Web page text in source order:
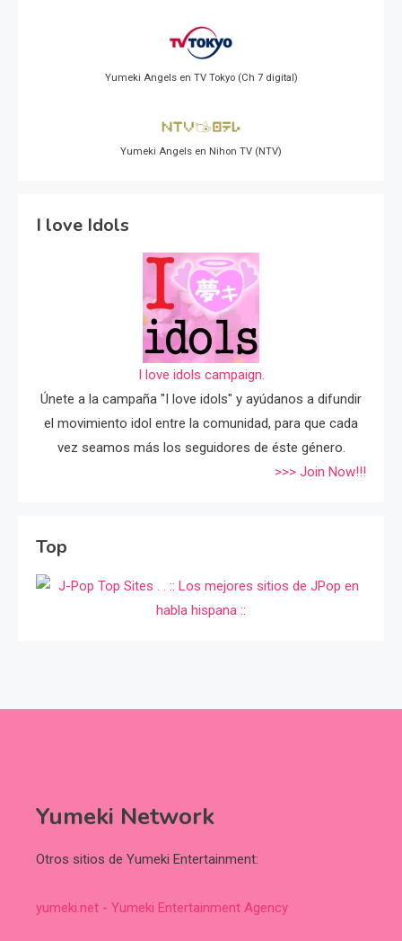
Yumeki Angels en TV Tokyo (Ch 7 digital)
Yumeki Angels en Nihon TV (NTV)
I love Idols
I love idols campaign.
Únete a la campaña "I love idols" y ayúdanos a difundir
el movimiento idol entre la comunidad, para que cada
vez seamos más los seguidores de éste género.
>>> Join Now!!!
Top
Yumeki Network
Otros sitios de Yumeki Entertainment:
yumeki.net - Yumeki Entertainment Agency